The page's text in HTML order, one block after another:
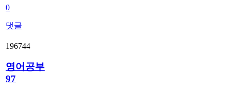
0
댓글
196744
영어공부
97